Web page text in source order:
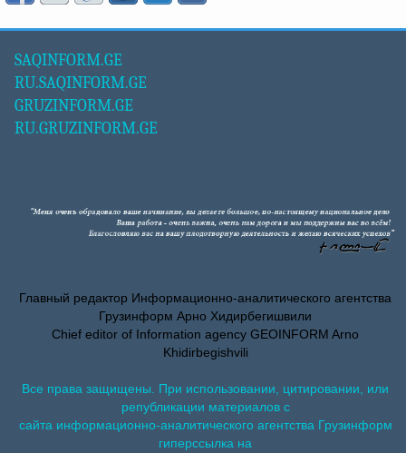
SAQINFORM.GE
RU.SAQINFORM.GE
GRUZINFORM.GE
RU.GRUZINFORM.GE
Главный редактор Информационно-аналитического агентства
Грузинформ Арно Хидирбегишвили
Chief editor of Information agency GEOINFORM Arno
Khidirbegishvili
Все права защищены. При использовании, цитировании, или
републикации материалов с
сайта информационно-аналитического агентства Грузинформ
гиперссылка на